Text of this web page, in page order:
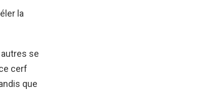
la
se
cerf
que